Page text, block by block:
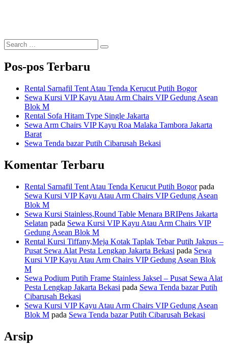
Search
for:
Search
Pos-pos Terbaru
Rental Sarnafil Tent Atau Tenda Kerucut Putih Bogor
Sewa Kursi VIP Kayu Atau Arm Chairs VIP Gedung Asean
Blok M
Rental Sofa Hitam Type Single Jakarta
Sewa Arm Chairs VIP Kayu Roa Malaka Tambora Jakarta
Barat
Sewa Tenda bazar Putih Cibarusah Bekasi
Komentar Terbaru
Rental Sarnafil Tent Atau Tenda Kerucut Putih Bogorpada
Sewa Kursi VIP Kayu Atau Arm Chairs VIP Gedung Asean
Blok M
Sewa Kursi Stainless,Round Table Menara BRIPens Jakarta
Selatan pada Sewa Kursi VIP Kayu Atau Arm Chairs VIP
Gedung Asean Blok M
Rental Kursi Tiffany,Meja Kotak Taplak Tebar Putih Jakpus –
Pusat Sewa Alat Pesta Lengkap Jakarta Bekasi pada Sewa
Kursi VIP Kayu Atau Arm Chairs VIP Gedung Asean Blok
M
Sewa Podium Putih Frame Stainless Jaksel – Pusat Sewa Alat
Pesta Lengkap Jakarta Bekasi pada Sewa Tenda bazar Putih
Cibarusah Bekasi
Sewa Kursi VIP Kayu Atau Arm Chairs VIP Gedung Asean
Blok M pada Sewa Tenda bazar Putih Cibarusah Bekasi
Arsip